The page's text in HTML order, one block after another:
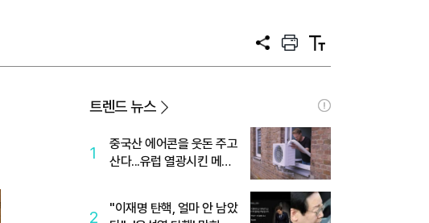
공
프
트
텍
트
트렌드 뉴스
1
중국산 에어콘을 웃돈 주고
산다...유럽 열광시킨 메이
2
"이재명 탄핵, 얼마 안 남았